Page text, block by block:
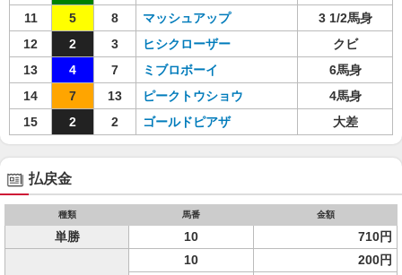
11
5 8 マッシュアップ
3 1/2馬身
12
2 3 ヒシクローザー
クビ
13
4 7 ミブロボーイ
6馬身
14
7 13 ピークトウショウ
4馬身
15
2 2 ゴールドピアザ 大差
払戻金
種類 馬番 金額
単勝 10 710円
10
200円